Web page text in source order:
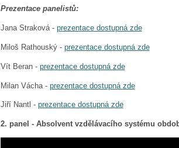
Prezentace panelistů:
Jana Straková - prezentace dostupná zde
Miloš Rathouský - prezentace dostupná zde
Vít Beran - prezentace dostupná zde
Milan Vácha - prezentace dostupná zde
Jiří Nantl - prezentace dostupná zde
2. panel - Absolvent vzdělávacího systému